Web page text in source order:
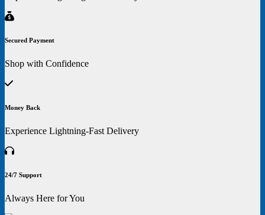
Secured Payment
Shop with Confidence
Money Back
Experience Lightning-Fast Delivery
24/7 Support
Always Here for You